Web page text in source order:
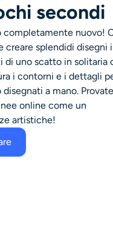
secondi
nuovo!
creare splendidi disegni
di uno scatto in solitaria
i contorni e i dettagli
a mano.
online come un
artistiche!